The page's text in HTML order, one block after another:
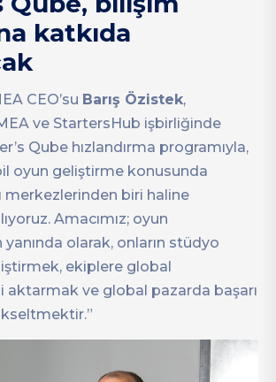
katkıda
CEO’su Barış Özistek,
ve StartersHub işbirliğinde
Qube hızlandırma programıyla,
oyun geliştirme konusunda
merkezlerinden biri haline
Amacımız; oyun
olarak, onların stüdyo
ekiplere global
aktarmak ve global pazarda başarı